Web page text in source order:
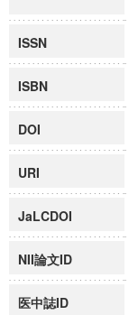
ISSN
ISBN
DOI
URI
JaLCDOI
NII論文ID
医中誌ID